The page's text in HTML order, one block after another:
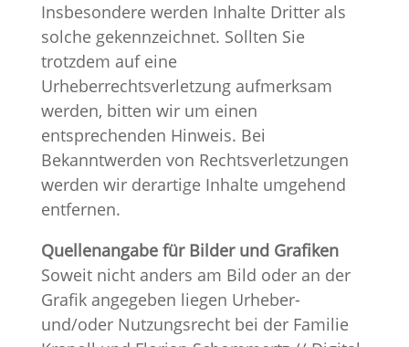
Insbesondere werden Inhalte Dritter als
solche gekennzeichnet. Sollten Sie
trotzdem auf eine
Urheberrechtsverletzung aufmerksam
werden, bitten wir um einen
entsprechenden Hinweis. Bei
Bekanntwerden von Rechtsverletzungen
werden wir derartige Inhalte umgehend
entfernen.
Quellenangabe für Bilder und Grafiken
Soweit nicht anders am Bild oder an der
Grafik angegeben liegen Urheber-
und/oder Nutzungsrecht bei der Familie